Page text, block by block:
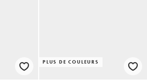
PLUS DE COULEURS